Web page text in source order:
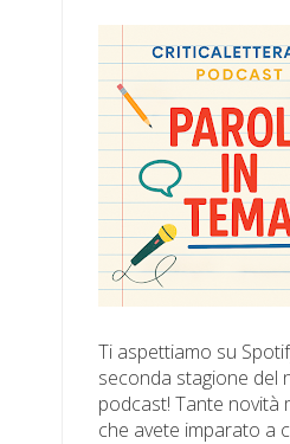
Ti aspettiamo su
seconda stagione del
podcast! Tante novità
che avete imparato a